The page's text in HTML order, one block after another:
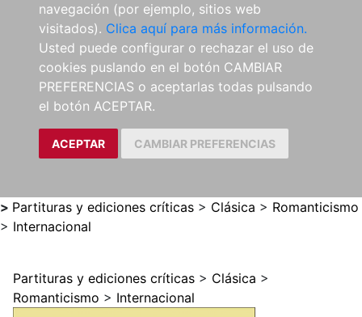
navegación (por ejemplo, sitios web
visitados). Clica aquí para más información.
Usted puede configurar o rechazar el uso de
cookies puslando en el botón CAMBIAR
PREFERENCIAS o aceptarlas todas pulsando
el botón ACEPTAR.
ACEPTAR CAMBIAR PREFERENCIAS
> Partituras y ediciones críticas > Clásica > Romanticismo
> Internacional
Partituras y ediciones críticas > Clásica >
Romanticismo > Internacional